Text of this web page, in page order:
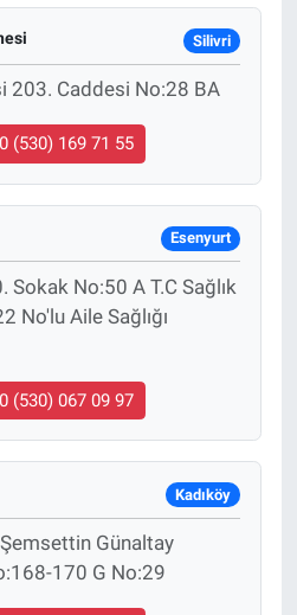
Silivri
203. Caddesi No:28 BA
0 (530) 169 71 55
Esenyurt
No:50 A T.C Sağlık
No'lu Aile Sağlığı
0 (530) 067 09 97
Kadıköy
Günaltay
170 G No:29